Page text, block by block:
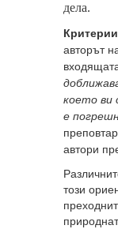
дела.
авторът
което ви
е
автори
този